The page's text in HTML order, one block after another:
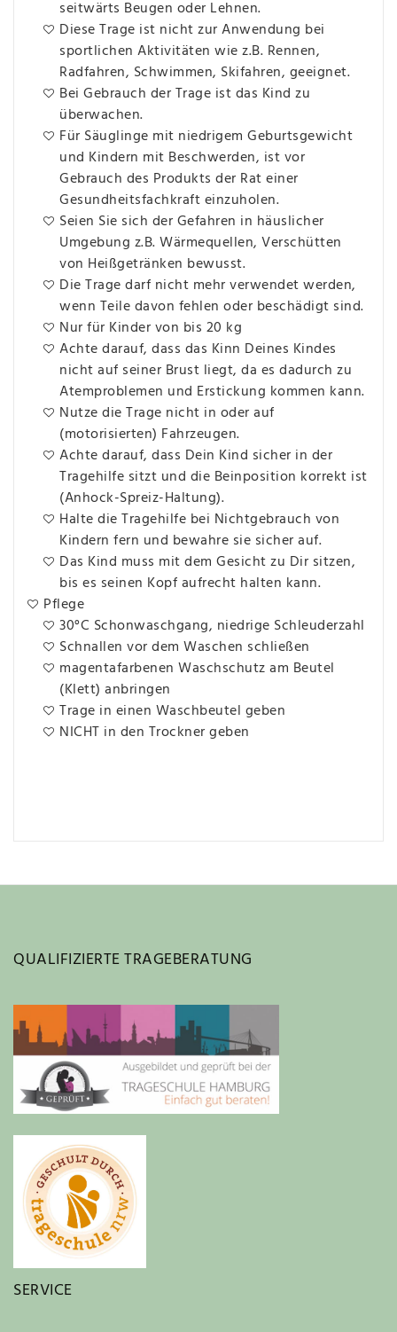
seitwärts Beugen oder Lehnen.
Diese Trage ist nicht zur Anwendung bei
sportlichen Aktivitäten wie z.B. Rennen,
Radfahren, Schwimmen, Skifahren, geeignet.
Bei Gebrauch der Trage ist das Kind zu
überwachen.
Für Säuglinge mit niedrigem Geburtsgewicht
und Kindern mit Beschwerden, ist vor
Gebrauch des Produkts der Rat einer
Gesundheitsfachkraft einzuholen.
Seien Sie sich der Gefahren in häuslicher
Umgebung z.B. Wärmequellen, Verschütten
von Heißgetränken bewusst.
Die Trage darf nicht mehr verwendet werden,
wenn Teile davon fehlen oder beschädigt sind.
Nur für Kinder von bis 20 kg
Achte darauf, dass das Kinn Deines Kindes
nicht auf seiner Brust liegt, da es dadurch zu
Atemproblemen und Erstickung kommen kann.
Nutze die Trage nicht in oder auf
(motorisierten) Fahrzeugen.
Achte darauf, dass Dein Kind sicher in der
Tragehilfe sitzt und die Beinposition korrekt ist
(Anhock-Spreiz-Haltung).
Halte die Tragehilfe bei Nichtgebrauch von
Kindern fern und bewahre sie sicher auf.
Das Kind muss mit dem Gesicht zu Dir sitzen,
bis es seinen Kopf aufrecht halten kann.
Pflege
30°C Schonwaschgang, niedrige Schleuderzahl
Schnallen vor dem Waschen schließen
magentafarbenen Waschschutz am Beutel
(Klett) anbringen
Trage in einen Waschbeutel geben
NICHT in den Trockner geben
QUALIFIZIERTE TRAGEBERATUNG
SERVICE